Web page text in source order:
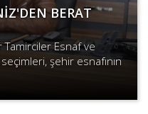
BERAT
Tamirciler Esnaf ve
seçimleri, şehir esnafının